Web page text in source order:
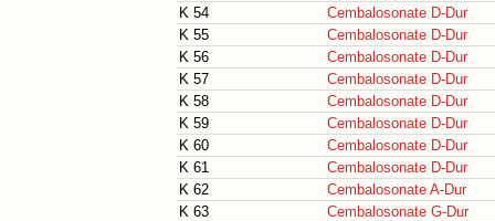
K 54
Cembalosonate D-Dur
K 55
Cembalosonate D-Dur
K 56
Cembalosonate D-Dur
K 57
Cembalosonate D-Dur
K 58
Cembalosonate D-Dur
K 59
Cembalosonate D-Dur
K 60
Cembalosonate D-Dur
K 61
Cembalosonate D-Dur
K 62
Cembalosonate A-Dur
K 63
Cembalosonate G-Dur